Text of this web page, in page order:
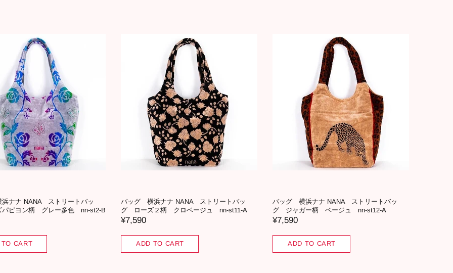
ナナ NANA ストリートバッ
ピヨン柄 グレー多色 nn-st2-B
CART
バッグ 横浜ナナ NANA ストリートバッ
グ ローズ２柄 クロベージュ nn-st11-A
¥7,590
ADD TO CART
バッグ 横浜ナナ NANA ストリートバッ
グ ジャガー柄 ベージュ nn-st12-A
¥7,590
ADD TO CART